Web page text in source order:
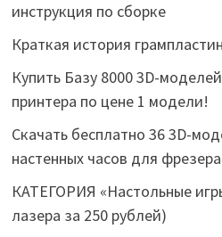
инструкция по сборке
Краткая история
Купить Базу 8000 3D-
принтера по цене 1 модели!
Скачать бесплатно 36 3D-
настенных часов для
КАТЕГОРИЯ «Настольные
лазера за 250 рублей)